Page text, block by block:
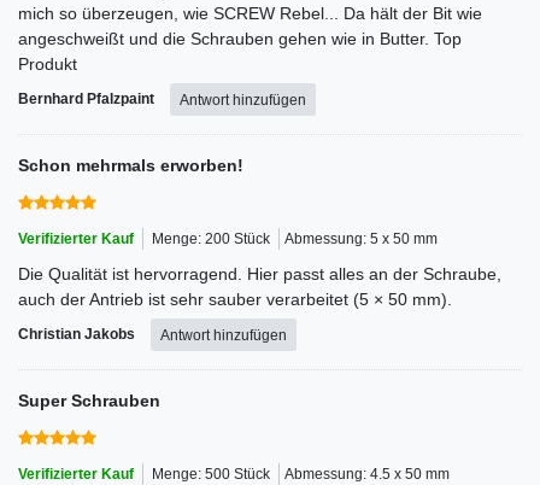
mich so überzeugen, wie SCREW Rebel... Da hält der Bit wie
angeschweißt und die Schrauben gehen wie in Butter. Top
Produkt
Bernhard Pfalzpaint Antwort hinzufügen
Schon mehrmals erworben!
Verifizierter Kauf Menge: 200 Stück Abmessung: 5 x 50 mm
Die Qualität ist hervorragend. Hier passt alles an der Schraube,
auch der Antrieb ist sehr sauber verarbeitet (5 × 50 mm).
Christian Jakobs Antwort hinzufügen
Super Schrauben
Verifizierter Kauf Menge: 500 Stück Abmessung: 4.5 x 50 mm